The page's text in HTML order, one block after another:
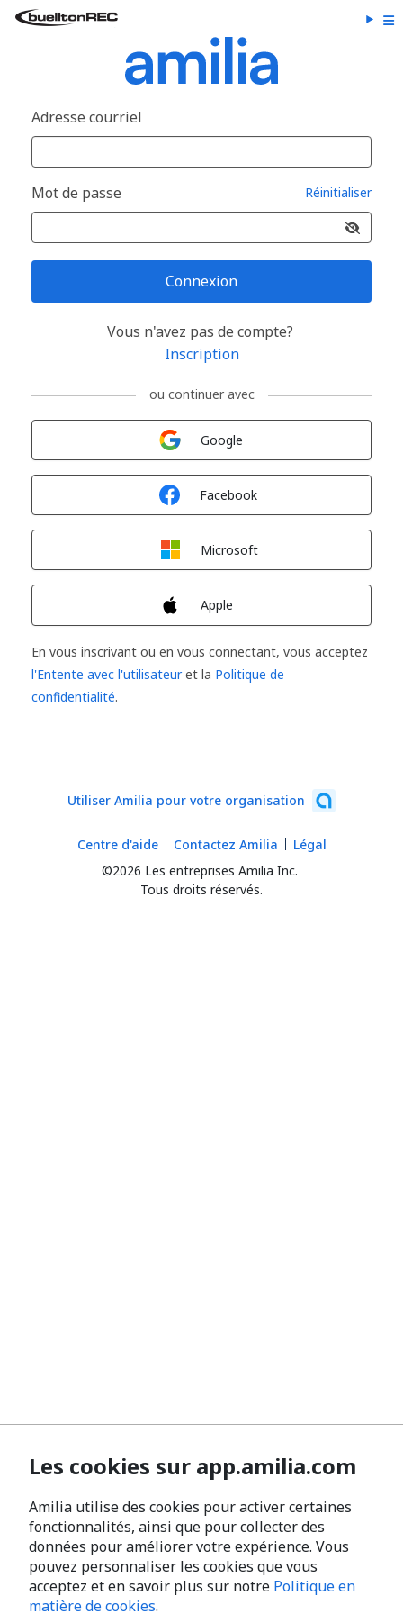
Adresse courriel
Mot de passe Réinitialiser
Connexion
Vous n'avez pas de compte?
Inscription
ou continuer avec
Google
Facebook
Microsoft
Apple
En vous inscrivant ou en vous connectant, vous acceptez
l'Entente avec l'utilisateuret la Politique de
confidentialité.
Utiliser Amilia pour votre organisation
©2026 Les entreprises Amilia Inc.
Tous droits réservés.
Centre d'aide Contactez Amilia Légal
Les cookies sur app.amilia.com
Amilia utilise des cookies pour activer certaines
fonctionnalités, ainsi que pour collecter des
données pour améliorer votre expérience. Vous
pouvez personnaliser les cookies que vous
acceptez et en savoir plus sur notre Politique en
matière de cookies.